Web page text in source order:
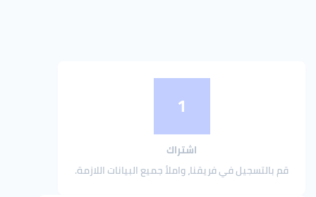
1
اشتراك
قم بالتسجيل في فريقنا، واملأ جميع البيانات اللازمة.